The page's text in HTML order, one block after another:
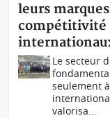
leurs
compétitivité
Le secteur
seulement
valorisa...